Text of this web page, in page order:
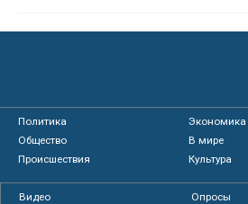
Политика
Экономика
Общество
В мире
Происшествия
Культура
Видео
Опросы